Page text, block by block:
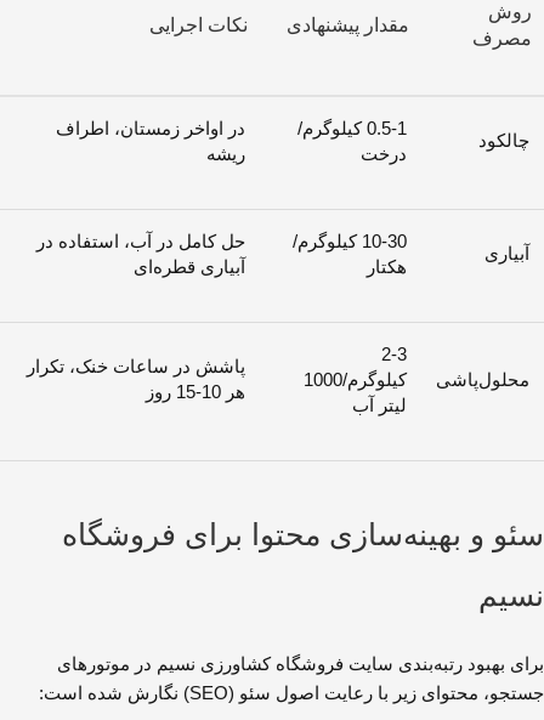
روش
مصرف
مقدار پیشنهادی نکات اجرایی
چالکود
0.5-1 کیلوگرم/
درخت
در اواخر زمستان، اطراف
ریشه
آبیاری
10-30 کیلوگرم/
هکتار
حل کامل در آب، استفاده در
آبیاری قطره‌ای
محلول‌پاشی
2-3
کیلوگرم/1000
لیتر آب
پاشش در ساعات خنک، تکرار
هر 10-15 روز
سئو و بهینه‌سازی محتوا برای فروشگاه
نسیم
برای بهبود رتبه‌بندی سایت فروشگاه کشاورزی نسیم در موتورهای
جستجو، محتوای زیر با رعایت اصول سئو (SEO) نگارش شده است: